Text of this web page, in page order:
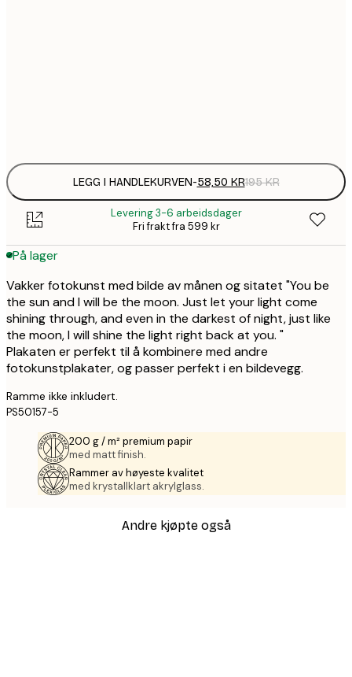
LEGG I HANDLEKURVEN-58,50 KR195 KR
Levering 3-6 arbeidsdager
Fri frakt fra 599 kr
På lager
Vakker fotokunst med bilde av månen og sitatet "You be
the sun and I will be the moon. Just let your light come
shining through, and even in the darkest of night, just like
the moon, I will shine the light right back at you. "
Plakaten er perfekt til å kombinere med andre
fotokunstplakater, og passer perfekt i en bildevegg.
Ramme ikke inkludert.
PS50157-5
200 g / m² premium papir
med matt finish.
Rammer av høyeste kvalitet
med krystallklart akrylglass.
Andre kjøpte også